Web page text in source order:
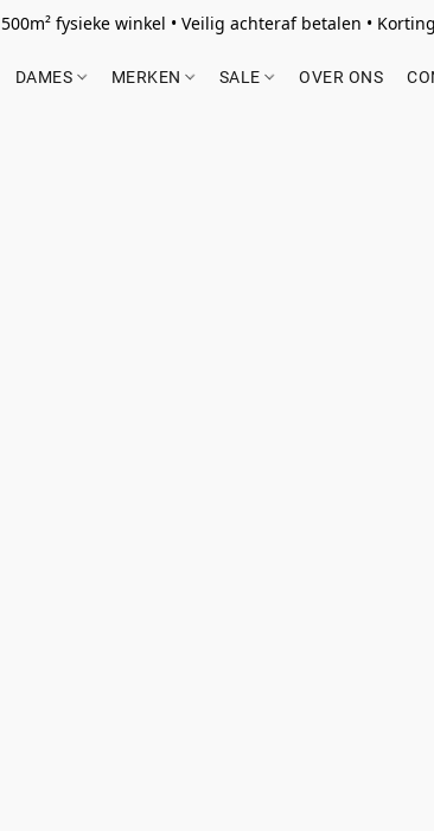
500m² fysieke winkel • Veilig achteraf betalen •
DAMES MERKEN SALE OVER ONS